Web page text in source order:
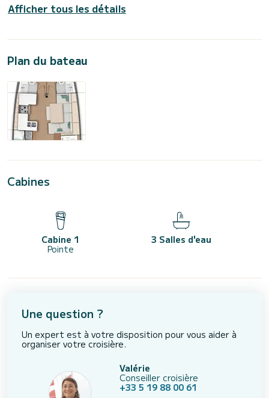
Afficher tous les détails
Plan du bateau
Cabines
Cabine 1
Pointe
3 Salles d'eau
Une question ?
Un expert est à votre disposition pour vous aider à
organiser votre croisière.
Valérie
Conseiller croisière
+33 5 19 88 00 61